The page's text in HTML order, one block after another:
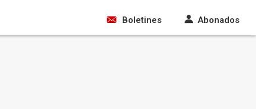
Boletines Abonados